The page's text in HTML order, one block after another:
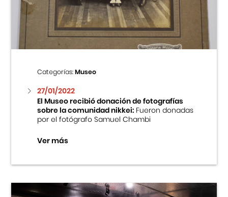
Centro Cultural Peruano Japonés
Museo de la Inmigración Japonesa
Fondo Editorial
Teatro Peruano Japonés
Categorías:Museo
27/01/2022
El Museo recibió donación de fotografías
sobre la comunidad nikkei:Fueron donadas
por el fotógrafo Samuel Chambi
Ver más